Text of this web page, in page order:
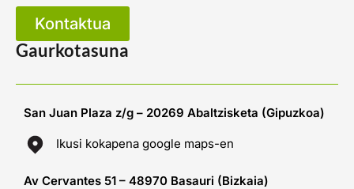
Kontaktua
Gaurkotasuna
San Juan Plaza z/g – 20269 Abaltzisketa (Gipuzkoa)
Ikusi kokapena google maps-en
Av Cervantes 51 – 48970 Basauri (Bizkaia)